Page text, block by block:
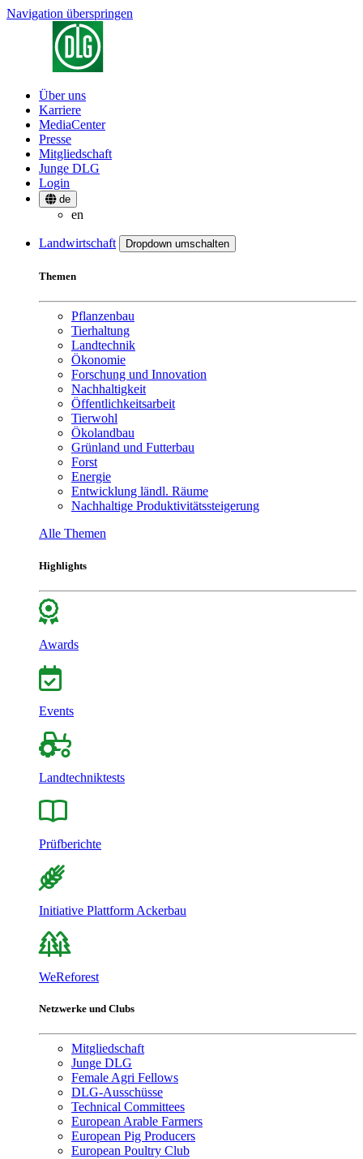
Navigation überspringen
Über uns
Karriere
MediaCenter
Presse
Mitgliedschaft
Junge DLG
Login
de
en
Landwirtschaft Dropdown umschalten
Themen
Pflanzenbau
Tierhaltung
Landtechnik
Ökonomie
Forschung und Innovation
Nachhaltigkeit
Öffentlichkeitsarbeit
Tierwohl
Ökolandbau
Grünland und Futterbau
Forst
Energie
Entwicklung ländl. Räume
Nachhaltige Produktivitätssteigerung
Alle Themen
Highlights
Awards
Events
Landtechniktests
Prüfberichte
Initiative Plattform Ackerbau
WeReforest
Netzwerke und Clubs
Mitgliedschaft
Junge DLG
Female Agri Fellows
DLG-Ausschüsse
Technical Committees
European Arable Farmers
European Pig Producers
European Poultry Club